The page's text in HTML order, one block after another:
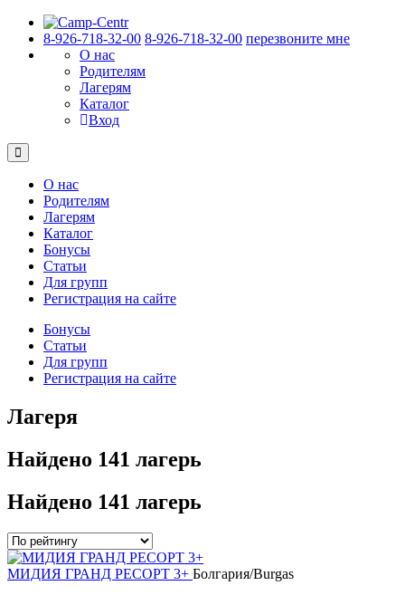
8-926-718-32-00 8-926-718-32-00 перезвоните мне
О нас
Родителям
Лагерям
Каталог
Вход
О нас
Родителям
Лагерям
Каталог
Бонусы
Статьи
Для групп
Регистрация на сайте
Бонусы
Статьи
Для групп
Регистрация на сайте
Лагеря
Найдено 141 лагерь
Найдено 141 лагерь
МИДИЯ ГРАНД РЕСОРТ 3+ Болгария/Burgas